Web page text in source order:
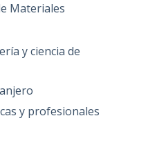
Materiales
y ciencia de
y profesionales